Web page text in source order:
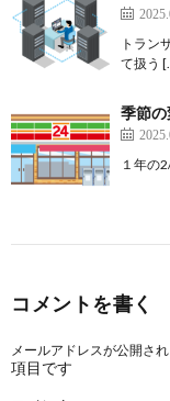
トラン
て扱う
季節
１年の
コメントを書く
メールアドレスが公開さ
項目です